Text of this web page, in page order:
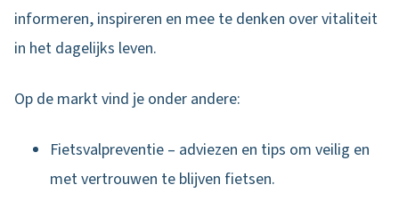
informeren, inspireren en mee te denken over vitaliteit
in het dagelijks leven.
Op de markt vind je onder andere:
Fietsvalpreventie – adviezen en tips om veilig en
met vertrouwen te blijven fietsen.